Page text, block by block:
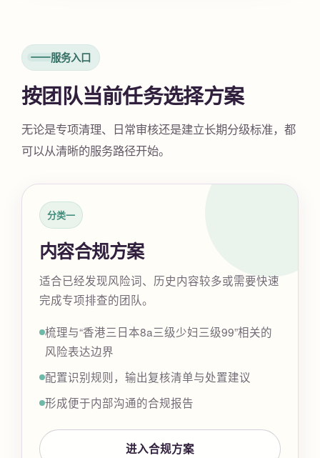
服务入口
按团队当前任务选择方案
无论是专项清理、日常审核还是建立长期分级标准，都
可以从清晰的服务路径开始。
分类一
内容合规方案
适合已经发现风险词、历史内容较多或需要快速
完成专项排查的团队。
梳理与“香港三日本8a三级少妇三级99”相关的
风险表达边界
配置识别规则，输出复核清单与处置建议
形成便于内部沟通的合规报告
进入合规方案